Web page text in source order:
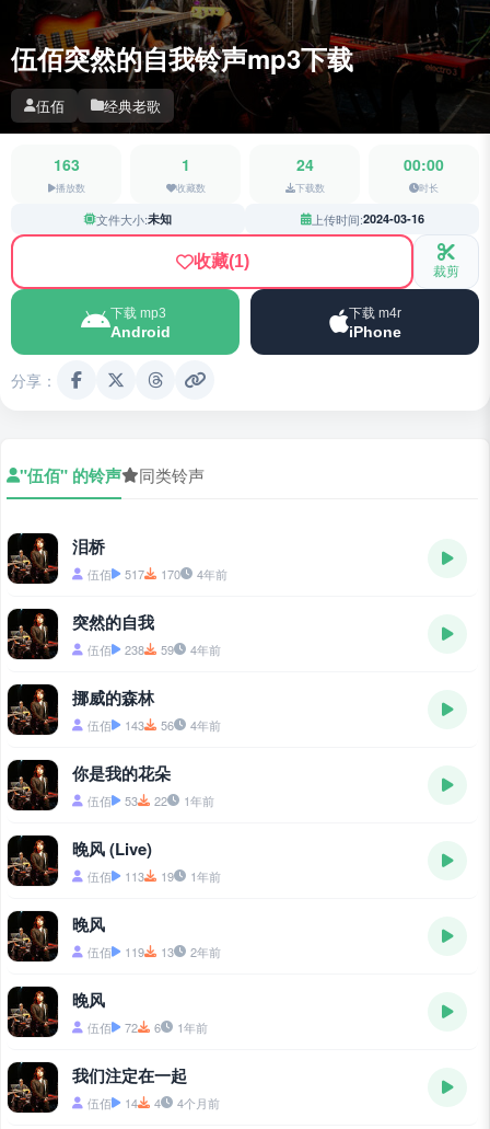
伍佰突然的自我铃声mp3下载
伍佰 经典老歌
163
播放数
1
收藏数
24
下载数
00:00
时长
文件大小:未知 上传时间:2024-03-16
收藏(1) 裁剪
下载 mp3
Android
下载 m4r
iPhone
分享：
"伍佰" 的铃声 同类铃声
泪桥
伍佰 517 170 4年前
突然的自我
伍佰 238 59 4年前
挪威的森林
伍佰 143 56 4年前
你是我的花朵
伍佰 53 22 1年前
晚风 (Live)
伍佰 113 19 1年前
晚风
伍佰 119 13 2年前
晚风
伍佰 72 6 1年前
我们注定在一起
伍佰 14 4 4个月前